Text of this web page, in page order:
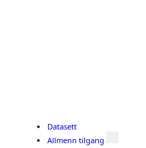
Datasett
Allmenn tilgang